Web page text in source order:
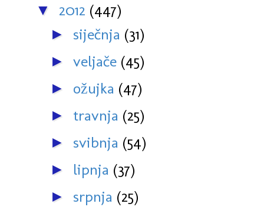
▼ 2012 (447)
► siječnja (31)
► veljače (45)
► ožujka (47)
► travnja (25)
► svibnja (54)
► lipnja (37)
► srpnja (25)